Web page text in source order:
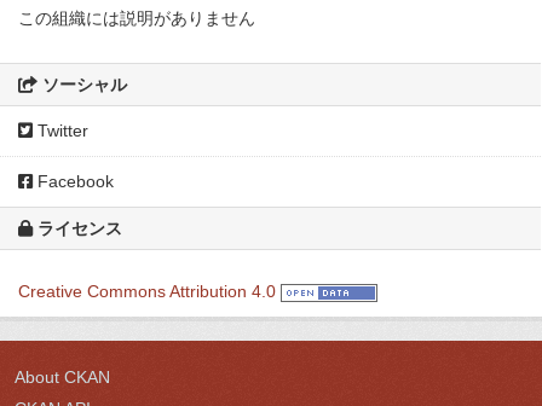
この組織には説明がありません
ソーシャル
Twitter
Facebook
ライセンス
Creative Commons Attribution 4.0
About CKAN